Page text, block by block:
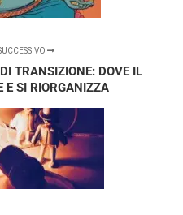
TRANSIZIONE: DOVE IL
E SI RIORGANIZZA